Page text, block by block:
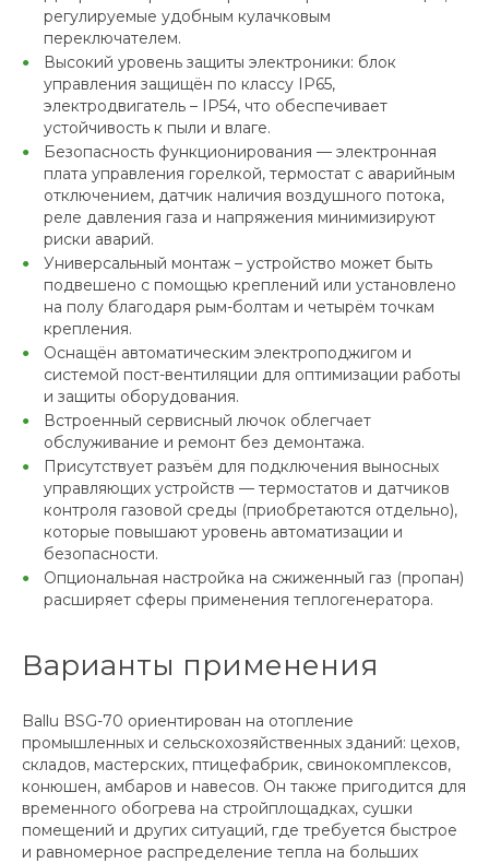
регулируемые удобным кулачковым
переключателем.
Высокий уровень защиты электроники: блок
управления защищён по классу IP65,
электродвигатель – IP54, что обеспечивает
устойчивость к пыли и влаге.
Безопасность функционирования — электронная
плата управления горелкой, термостат с аварийным
отключением, датчик наличия воздушного потока,
реле давления газа и напряжения минимизируют
риски аварий.
Универсальный монтаж – устройство может быть
подвешено с помощью креплений или установлено
на полу благодаря рым-болтам и четырём точкам
крепления.
Оснащён автоматическим электроподжигом и
системой пост-вентиляции для оптимизации работы
и защиты оборудования.
Встроенный сервисный лючок облегчает
обслуживание и ремонт без демонтажа.
Присутствует разъём для подключения выносных
управляющих устройств — термостатов и датчиков
контроля газовой среды (приобретаются отдельно),
которые повышают уровень автоматизации и
безопасности.
Опциональная настройка на сжиженный газ (пропан)
расширяет сферы применения теплогенератора.
Варианты применения
Ballu BSG-70 ориентирован на отопление
промышленных и сельскохозяйственных зданий: цехов,
складов, мастерских, птицефабрик, свинокомплексов,
конюшен, амбаров и навесов. Он также пригодится для
временного обогрева на стройплощадках, сушки
помещений и других ситуаций, где требуется быстрое
и равномерное распределение тепла на больших